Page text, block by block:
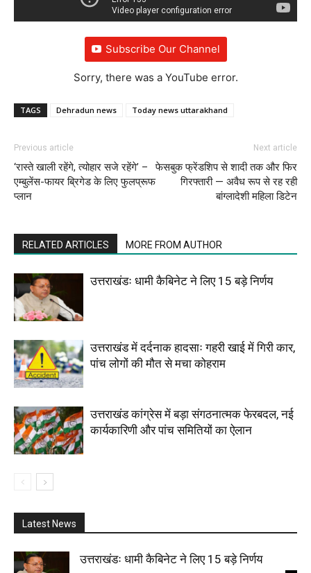
Subscribe Our Channel
Sorry, there was a YouTube error.
TAGS Dehradun news Today news uttarakhand
Previous article
‘रास्ते खाली रहेंगे, त्योहार सजे रहेंगे’ –
एम्बुलेंस-फायर ब्रिगेड के लिए फुलप्रूफ
प्लान
Next article
फेसबुक फ्रेंडशिप से शादी तक और फिर
गिरफ्तारी — अवैध रूप से रह रही
बांग्लादेशी महिला डिटेन
RELATED ARTICLES MORE FROM AUTHOR
उत्तराखंडः धामी कैबिनेट ने लिए 15 बड़े निर्णय
उत्तराखंड में दर्दनाक हादसाः गहरी खाई में गिरी कार,
पांच लोगों की मौत से मचा कोहराम
उत्तराखंड कांग्रेस में बड़ा संगठनात्मक फेरबदल, नई
कार्यकारिणी और पांच समितियों का ऐलान
Latest News
उत्तराखंडः धामी कैबिनेट ने लिए 15 बड़े निर्णय